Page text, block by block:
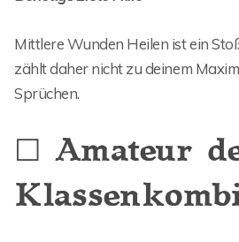
Mittlere Wunden Heilen ist ein
zählt daher nicht zu deinem
Sprüchen.
☐ Amateur